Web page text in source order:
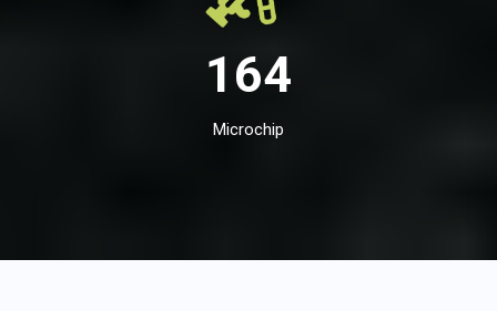
164
Microchip